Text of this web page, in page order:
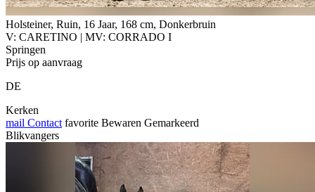
Holsteiner, Ruin, 16 Jaar, 168 cm, Donkerbruin
V: CARETINO | MV: CORRADO I
Springen
Prijs op aanvraag
DE
Kerken
mail Contact favorite Bewaren Gemarkeerd
Blikvangers